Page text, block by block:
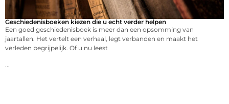
Geschiedenisboeken kiezen die u echt verder helpen
Een goed geschiedenisboek is meer dan een opsomming van
jaartallen. Het vertelt een verhaal, legt verbanden en maakt het
verleden begrijpelijk. Of u nu leest